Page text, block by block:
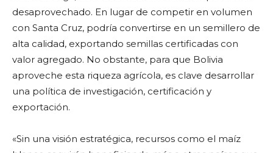
desaprovechado. En lugar de competir en volumen
con Santa Cruz, podría convertirse en un semillero de
alta calidad, exportando semillas certificadas con
valor agregado. No obstante, para que Bolivia
aproveche esta riqueza agrícola, es clave desarrollar
una política de investigación, certificación y
exportación.
«Sin una visión estratégica, recursos como el maíz